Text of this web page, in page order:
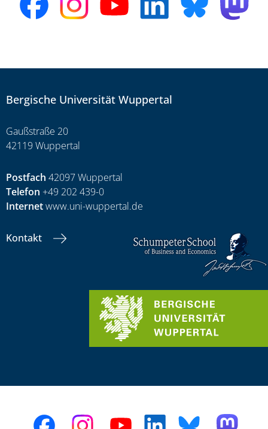
Bergische Universität Wuppertal
Gaußstraße 20
42119 Wuppertal
Postfach 42097 Wuppertal
Telefon +49 202 439-0
Internetwww.uni-wuppertal.de
Kontakt